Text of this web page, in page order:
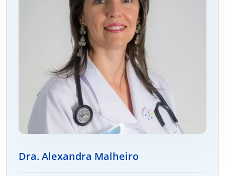
Dra. Alexandra Malheiro